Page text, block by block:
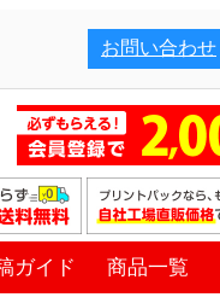
お問い合わせ
ガイド 商品一覧